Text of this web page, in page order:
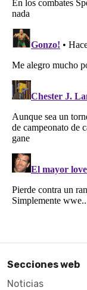
Secciones web
Noticias